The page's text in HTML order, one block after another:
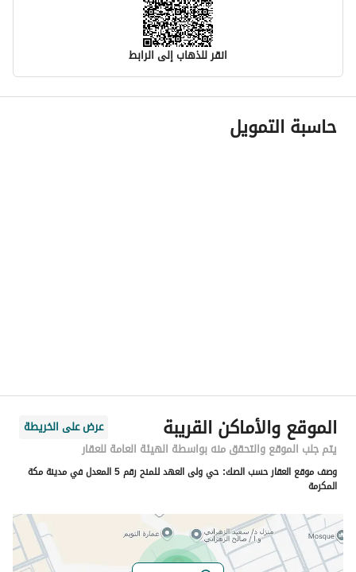
انقر للذهاب إلى الرابط
معلومات مسؤول الإعلان
اسم المسؤول
رقم المبنى
3765
الرقم الاضافي
6857
خط العرض
21.288482395231526
خط الطول
39.8337395049178
حاسبة التمويل
الموقع والأماكن القريبة
عرض على الخريطة
يتم جلب الموقع والتحقق منه بواسطة الهيئة العامة للعقار
وصف موقع العقار حسب الصك:
حي ولى العهد للمنح رقم 5 المعدل في مدينة مكة
المكرمة